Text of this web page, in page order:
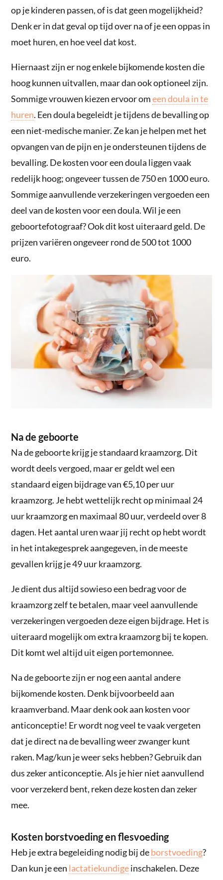
op je kinderen passen, of is dat geen mogelijkheid?
Denk er in dat geval op tijd over na of je een oppas in
moet huren, en hoe veel dat kost.
Hiernaast zijn er nog enkele bijkomende kosten die
hoog kunnen uitvallen, maar dan ook optioneel zijn.
Sommige vrouwen kiezen ervoor omeen doula in te
huren. Een doula begeleidt je tijdens de bevalling op
een niet-medische manier. Ze kan je helpen met het
opvangen van de pijn en je ondersteunen tijdens de
bevalling. De kosten voor een doula liggen vaak
redelijk hoog; ongeveer tussen de 750 en 1000 euro.
Sommige aanvullende verzekeringen vergoeden een
deel van de kosten voor een doula. Wil je een
geboortefotograaf? Ook dit kost uiteraard geld. De
prijzen variëren ongeveer rond de 500 tot 1000
euro.
Na de geboorte
Na de geboorte krijg je standaard kraamzorg. Dit
wordt deels vergoed, maar er geldt wel een
standaard eigen bijdrage van €5,10 per uur
kraamzorg. Je hebt wettelijk recht op minimaal 24
uur kraamzorg en maximaal 80 uur, verdeeld over 8
dagen. Het aantal uren waar jij recht op hebt wordt
in het intakegesprek aangegeven, in de meeste
gevallen krijg je 49 uur kraamzorg.
Je dient dus altijd sowieso een bedrag voor de
kraamzorg zelf te betalen, maar veel aanvullende
verzekeringen vergoeden deze eigen bijdrage. Het is
uiteraard mogelijk om extra kraamzorg bij te kopen.
Dit komt wel altijd uit eigen portemonnee.
Na de geboorte zijn er nog een aantal andere
bijkomende kosten. Denk bijvoorbeeld aan
kraamverband. Maar denk ook aan kosten voor
anticonceptie! Er wordt nog veel te vaak vergeten
dat je direct na de bevalling weer zwanger kunt
raken. Mag/kun je weer seks hebben? Gebruik dan
dus zeker anticonceptie. Als je hier niet aanvullend
voor verzekerd bent, reken deze kosten dan zeker
mee.
Kosten borstvoeding en flesvoeding
Heb je extra begeleiding nodig bij deborstvoeding?
Dan kun je een lactatiekundigeinschakelen. Deze